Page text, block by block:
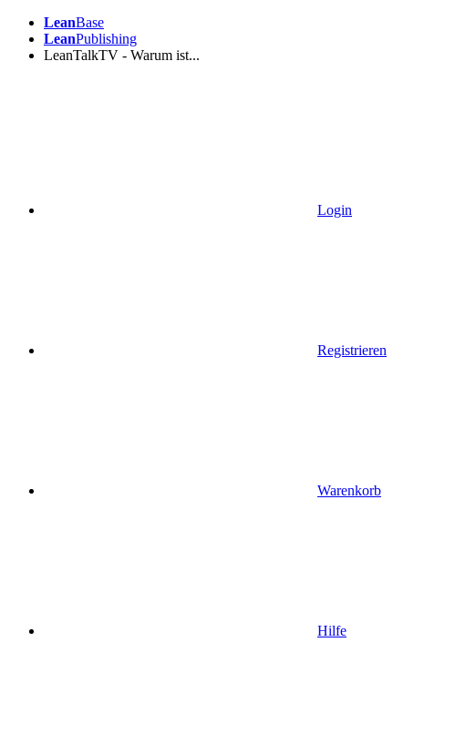
LeanBase
LeanPublishing
LeanTalkTV - Warum ist...
Login
Registrieren
Warenkorb
Hilfe